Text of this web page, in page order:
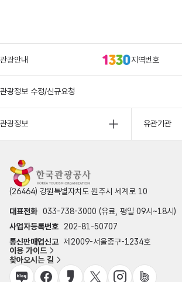
관광안내 지역번호
관광정보 수정/신규요청
관광정보 유관기관
(26464) 강원특별자치도 원주시 세계로 10
대표전화 033-738-3000 (유료, 평일 09시~18시)
사업자등록번호
202-81-50707
통신판매업신고 제2009-서울중구-1234호
이용 가이드
찾아오시는 길